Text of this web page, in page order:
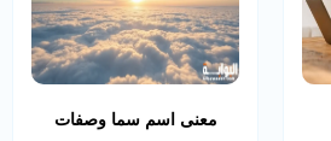
معنى اسم سما وصفات